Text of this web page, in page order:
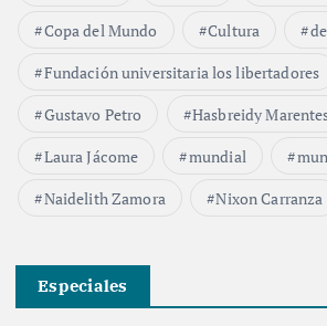
Copa del Mundo
Cultura
Fundación universitaria los libertadores
Gustavo Petro
Hasbreidy
Laura Jácome
mundial
Naidelith Zamora
Nixon Carranza
Especiales